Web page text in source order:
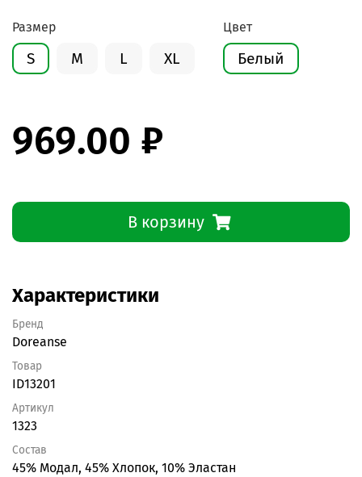
Размер
S M L XL
Цвет
Белый
969.00 ₽
В корзину
Характеристики
Бренд
Doreanse
Товар
ID13201
Артикул
1323
Состав
45% Модал, 45% Хлопок, 10% Эластан